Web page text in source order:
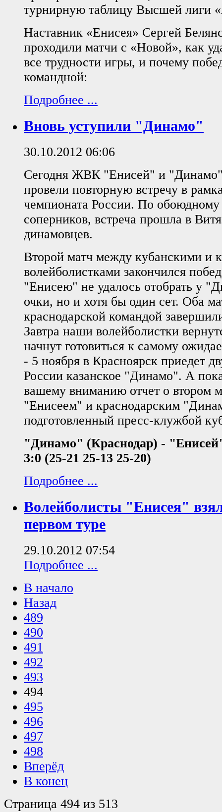
турнирную таблицу Высшей лиги
Наставник «Енисея» Сергей
проходили матчи с «Новой», как
все трудности игры, и почему
командной:
Подробнее ...
Вновь уступили "Динамо"
30.10.2012 06:06
Сегодня ЖВК "Енисей" и
провели повторную встречу в
чемпионата России. По обоюдному
соперников, встреча прошла в
динамовцев.
Второй матч между кубанскими и
волейболистками закончился
"Енисею" не удалось отобрать у
очки, но и хотя бы один сет. Оба
краснодарской командой
Завтра наши волейболистки
начнут готовиться к самому
- 5 ноября в Красноярск приедет
России казанское "Динамо". А
вашему вниманию отчет о втором
"Енисеем" и краснодарским
подготовленный пресс-клужбой
"Динамо" (Краснодар) -
3:0 (25-21 25-13 25-20)
Подробнее ...
Волейболисты "Енисея"
первом туре
29.10.2012 07:54
Подробнее ...
В начало
Назад
489
490
491
492
493
494
495
496
497
498
Вперёд
В конец
Страница 494 из 513